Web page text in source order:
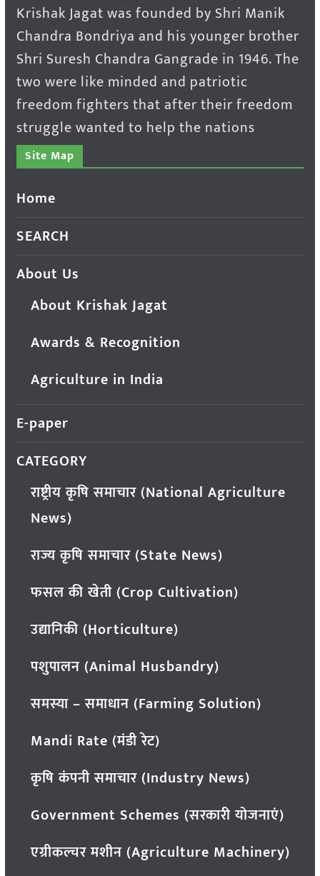
Krishak Jagat was founded by Shri Manik
Chandra Bondriya and his younger brother
Shri Suresh Chandra Gangrade in 1946. The
two were like minded and patriotic
freedom fighters that after their freedom
struggle wanted to help the nations
Site Map
Home
SEARCH
About Us
About Krishak Jagat
Awards & Recognition
Agriculture in India
E-paper
CATEGORY
राष्ट्रीय कृषि समाचार (National Agriculture
News)
राज्य कृषि समाचार (State News)
फसल की खेती (Crop Cultivation)
उद्यानिकी (Horticulture)
पशुपालन (Animal Husbandry)
समस्या – समाधान (Farming Solution)
Mandi Rate (मंडी रेट)
कृषि कंपनी समाचार (Industry News)
Government Schemes (सरकारी योजनाएं)
एग्रीकल्चर मशीन (Agriculture Machinery)